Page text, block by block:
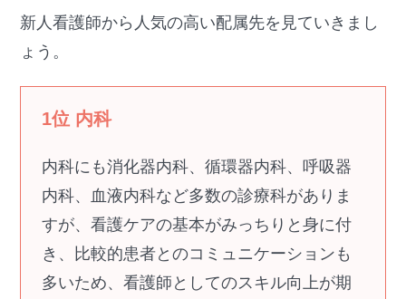
新人看護師から人気の高い配属先を見ていきまし
ょう。
1位 内科
内科にも消化器内科、循環器内科、呼吸器
内科、血液内科など多数の診療科がありま
すが、看護ケアの基本がみっちりと身に付
き、比較的患者とのコミュニケーションも
多いため、看護師としてのスキル向上が期